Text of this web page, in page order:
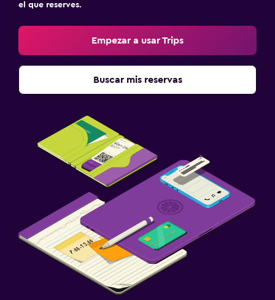
el que reserves.
Empezar a usar Trips
Buscar mis reservas